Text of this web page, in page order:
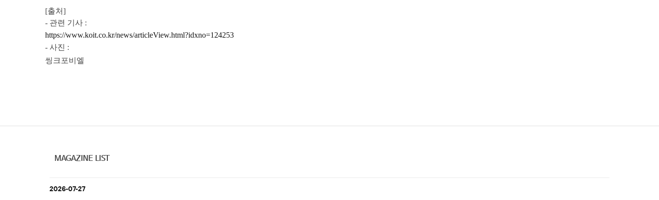
[출처]​
- 관련 기사 :
https://www.koit.co.kr/news/articleView.html?idxno=124253
- 사진 :
씽크포비엘​
MAGAZINE LIST
2026-07-27